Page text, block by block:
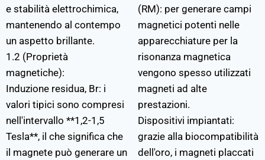
e stabilità elettrochimica,
mantenendo al contempo
un aspetto brillante.
1.2 (Proprietà
magnetiche):
Induzione residua, Br: i
valori tipici sono compresi
nell'intervallo **1,2-1,5
Tesla**, il che significa che
il magnete può generare un
(RM): per generare campi
magnetici potenti nelle
apparecchiature per la
risonanza magnetica
vengono spesso utilizzati
magneti ad alte
prestazioni.
Dispositivi impiantati:
grazie alla biocompatibilità
dell'oro, i magneti placcati